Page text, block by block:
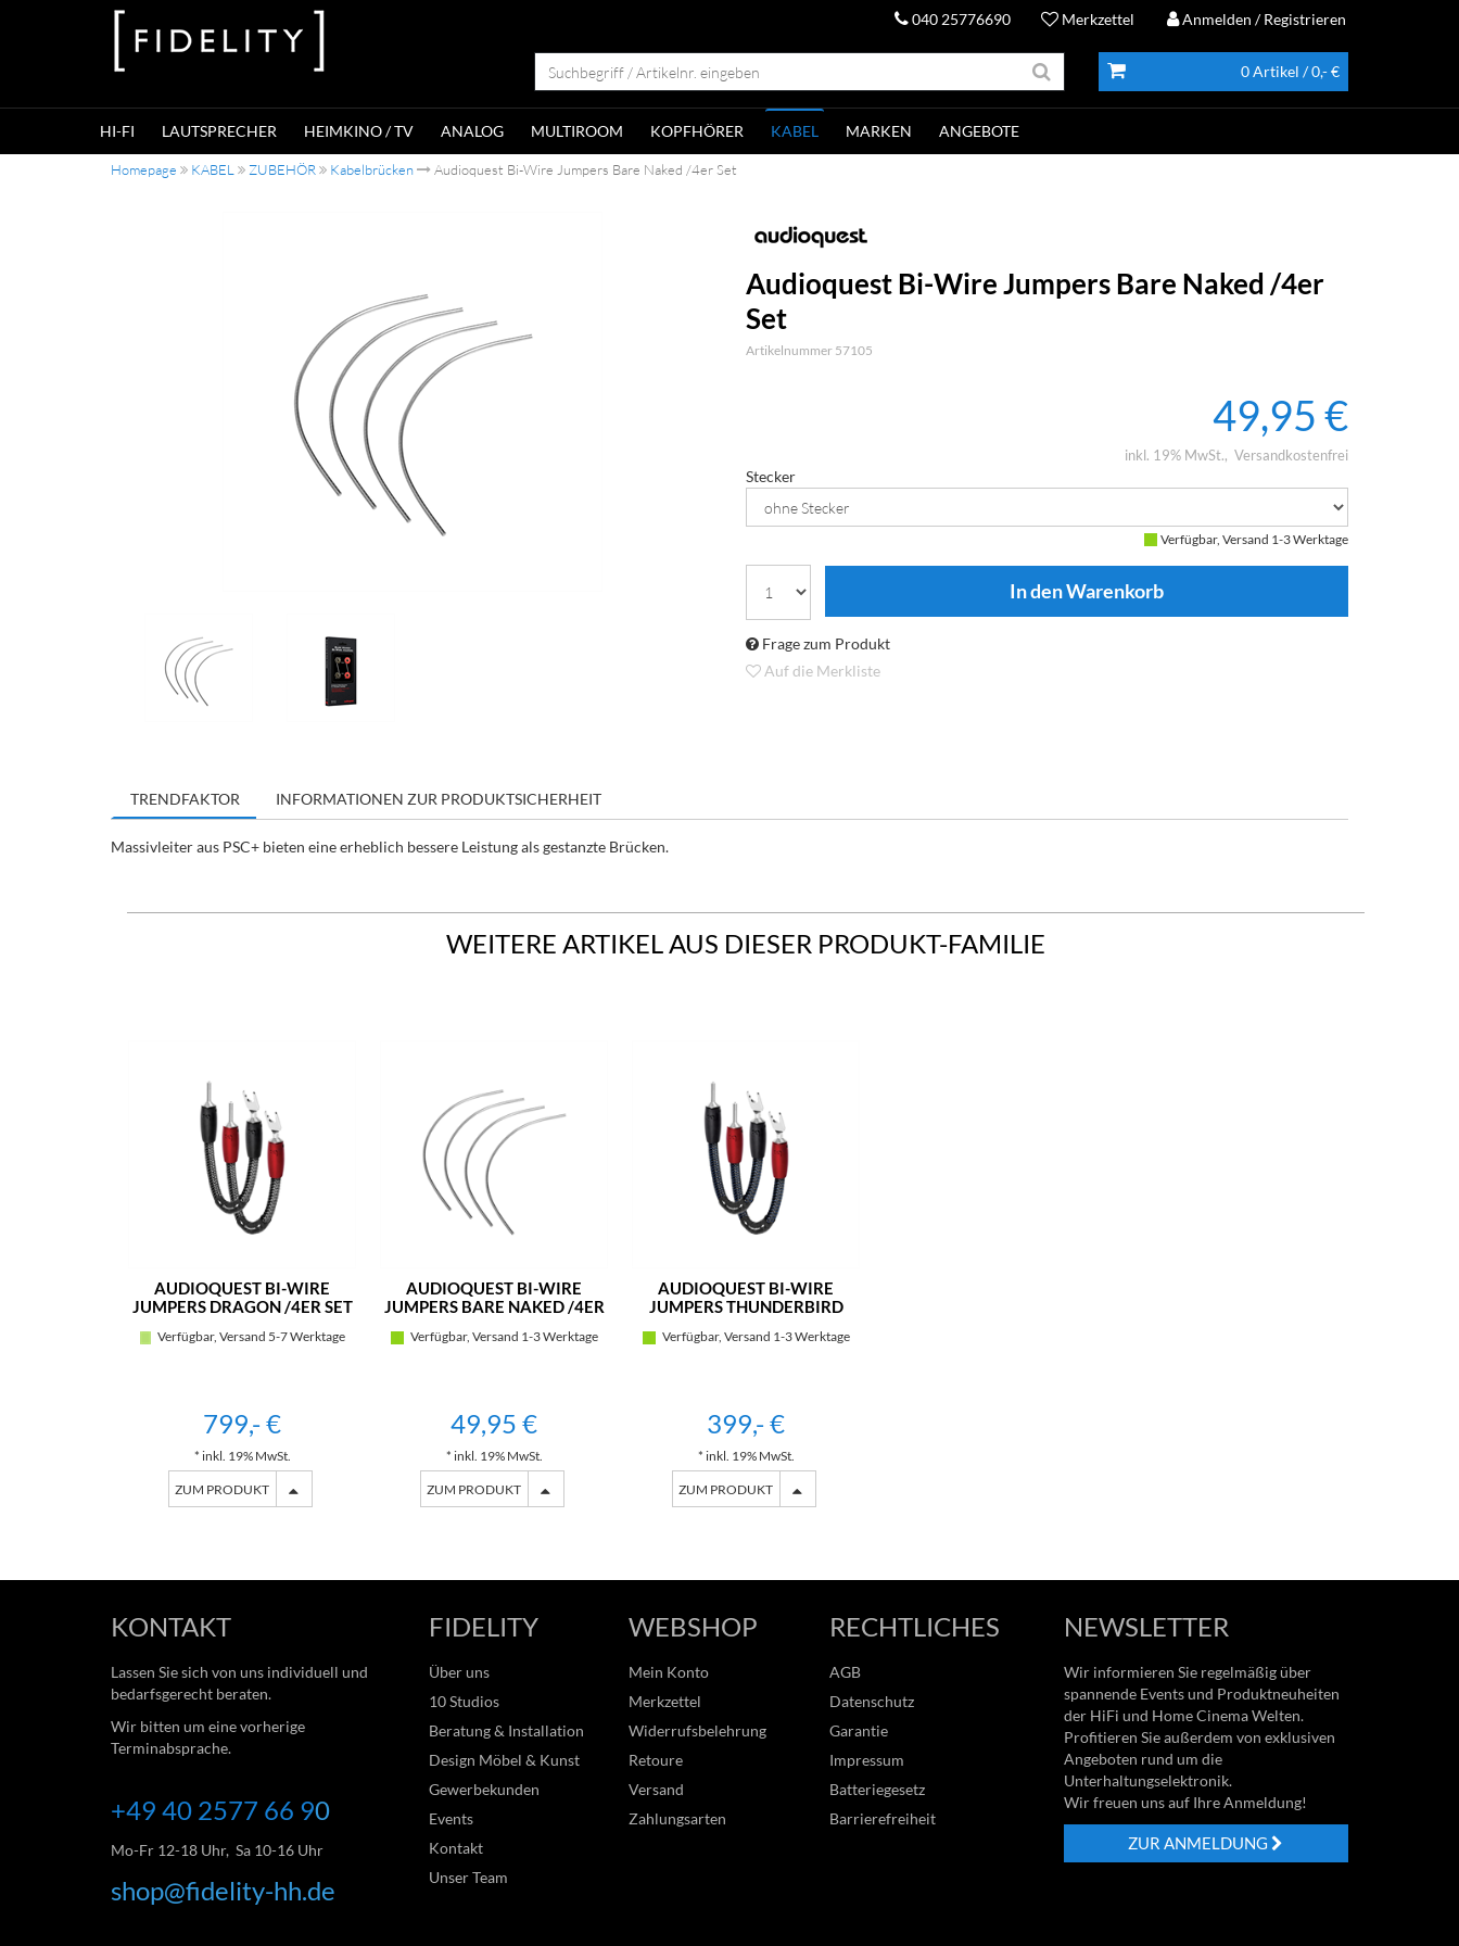
040 25776690 Merkzettel Anmelden / Registrieren
0 Artikel / 0,- €
HI-FI LAUTSPRECHER HEIMKINO / TV ANALOG MULTIROOM KOPFHÖRER KABEL MARKEN ANGEBOTE
Homepage KABEL ZUBEHÖR Kabelbrücken Audioquest Bi-Wire Jumpers Bare Naked /4er Set
Audioquest Bi-Wire Jumpers Bare Naked /4er
Set
Artikelnummer 57105
49,95 €
inkl. 19% MwSt. Versandkostenfrei
Stecker
Verfügbar, Versand 1-3 Werktage
Frage zum Produkt
Auf die Merkliste
TRENDFAKTOR INFORMATIONEN ZUR PRODUKTSICHERHEIT
Massivleiter aus PSC+ bieten eine erheblich bessere Leistung als gestanzte Brücken.
WEITERE ARTIKEL AUS DIESER PRODUKT-FAMILIE
AUDIOQUEST BI-WIRE
JUMPERS DRAGON /4ER SET
Verfügbar, Versand 5-7 Werktage
799,- €
* inkl. 19% MwSt.
ZUM PRODUKT
AUDIOQUEST BI-WIRE
JUMPERS BARE NAKED /4ER
Verfügbar, Versand 1-3 Werktage
49,95 €
* inkl. 19% MwSt.
ZUM PRODUKT
AUDIOQUEST BI-WIRE
JUMPERS THUNDERBIRD
Verfügbar, Versand 1-3 Werktage
399,- €
* inkl. 19% MwSt.
ZUM PRODUKT
KONTAKT
Lassen Sie sich von uns individuell und
bedarfsgerecht beraten.
Wir bitten um eine vorherige
Terminabsprache.
+49 40 2577 66 90
Mo-Fr 12-18 Uhr, Sa 10-16 Uhr
shop@fidelity-hh.de
FIDELITY
Über uns
10 Studios
Beratung & Installation
Design Möbel & Kunst
Gewerbekunden
Events
Kontakt
Unser Team
WEBSHOP
Mein Konto
Merkzettel
Widerrufsbelehrung
Retoure
Versand
Zahlungsarten
RECHTLICHES
AGB
Datenschutz
Garantie
Impressum
Batteriegesetz
Barrierefreiheit
NEWSLETTER
Wir informieren Sie regelmäßig über
spannende Events und Produktneuheiten
der HiFi und Home Cinema Welten.
Profitieren Sie außerdem von exklusiven
Angeboten rund um die
Unterhaltungselektronik.
Wir freuen uns auf Ihre Anmeldung!
ZUR ANMELDUNG